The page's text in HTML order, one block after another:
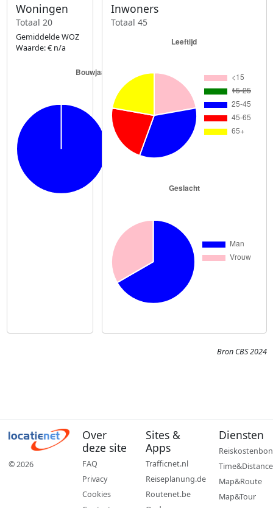
Woningen
Totaal 20
Gemiddelde WOZ
Waarde: € n/a
Inwoners
Totaal 45
Bron CBS 2024
© 2026
Over
deze site
FAQ
Privacy
Cookies
Sites &
Apps
Trafficnet.nl
Reiseplanung.de
Routenet.be
Diensten
Reiskostenbon
Time&Distance
Map&Route
Map&Tour